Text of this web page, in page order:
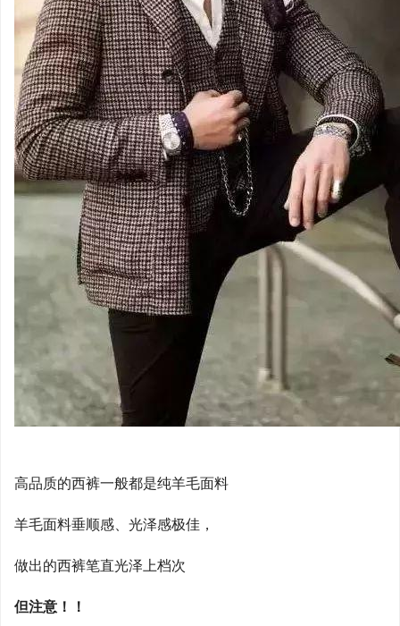
高品质的西裤一般都是纯羊毛面料
羊毛面料垂顺感、光泽感极佳，
做出的西裤笔直光泽上档次
但注意！！